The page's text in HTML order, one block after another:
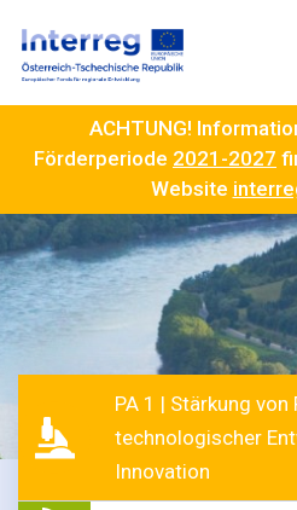
ACHTUNG!
Förderperiode 2021-2027
Website
PA 1 | Stärkung von
technologischer
Innovation